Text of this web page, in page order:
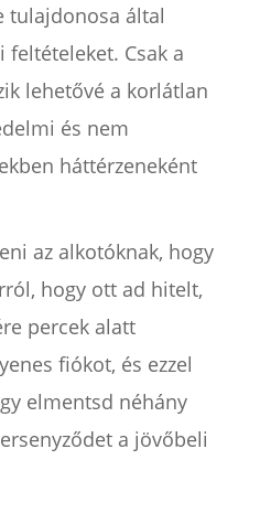
tulajdonosa által
Csak a
lehetővé a korlátlan
és nem
háttérzeneként
az alkotóknak, hogy
hogy ott ad hitelt,
percek alatt
fiókot, és ezzel
elmentsd néhány
a jövőbeli